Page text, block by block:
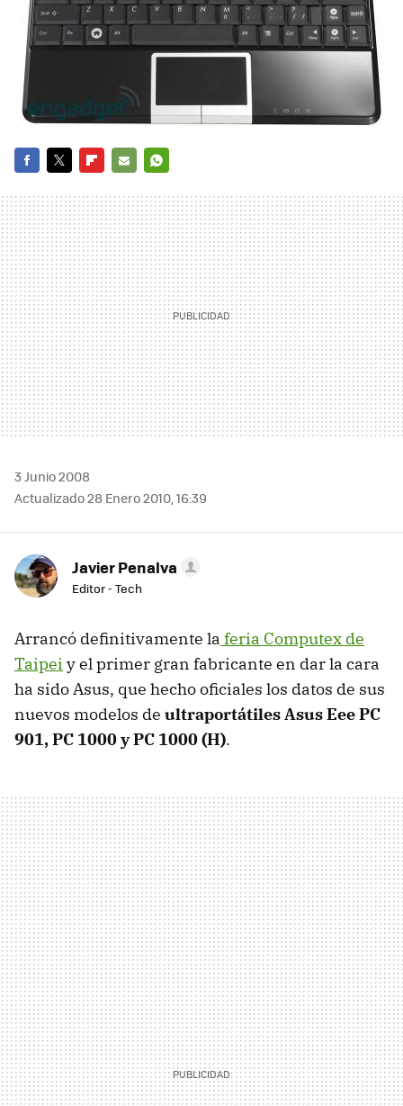
MAIL
3 Junio 2008
Actualizado 28 Enero 2010, 16:39
Javier Penalva
Editor - Tech
Arrancó definitivamente la feria Computex de
Taipei y el primer gran fabricante en dar la cara
ha sido Asus, que hecho oficiales los datos de sus
nuevos modelos de ultraportátiles Asus Eee PC
901, PC 1000 y PC 1000 (H).